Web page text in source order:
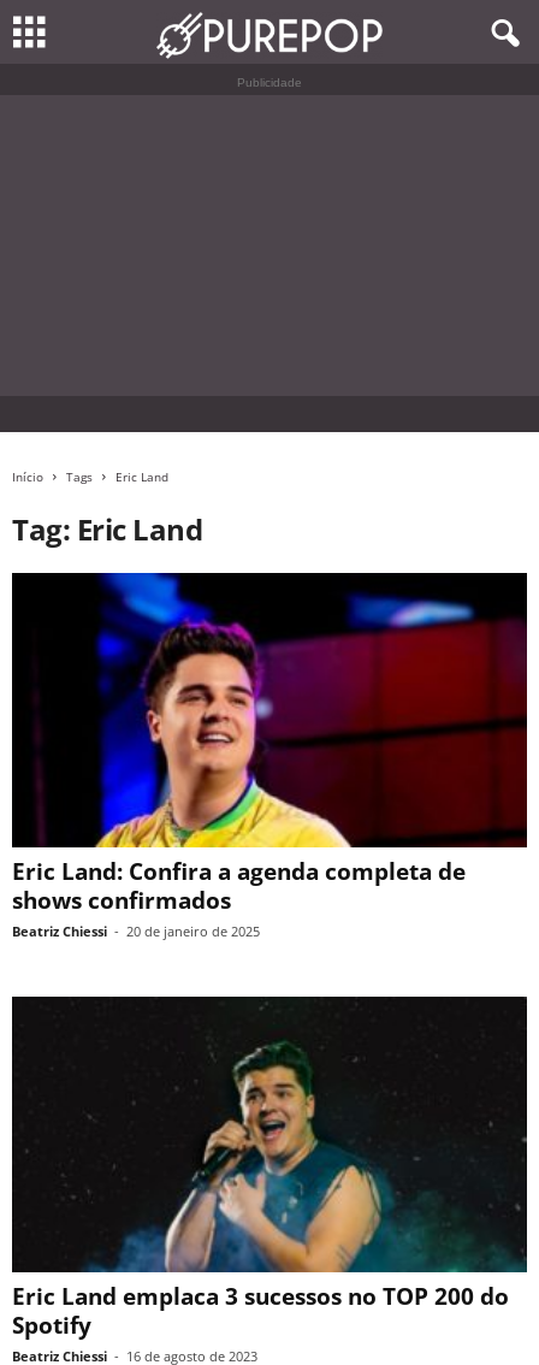
Publicidade
Início Tags Eric Land
Tag: Eric Land
Eric Land: Confira a agenda completa de
shows confirmados
Beatriz Chiessi - 20 de janeiro de 2025
Eric Land emplaca 3 sucessos no TOP 200 do
Spotify
Beatriz Chiessi - 16 de agosto de 2023